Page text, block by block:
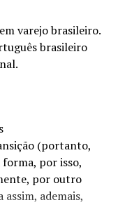
varejo brasileiro.
brasileiro
(portanto,
forma, por isso,
por outro
ademais,